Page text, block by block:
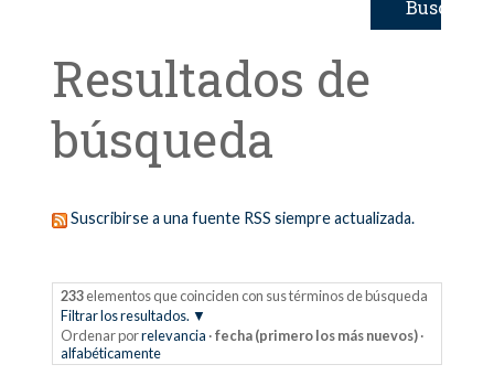
Resultados de
búsqueda
Suscribirse a una fuente RSS siempre actualizada.
233elementos que coinciden con sus términos de búsqueda
Filtrar los resultados.
Ordenar porrelevancia ·fecha (primero los más nuevos) ·
alfabéticamente